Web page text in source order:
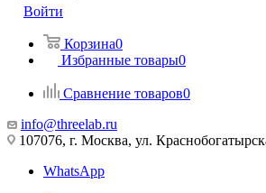
Войти
Корзина0
Избранные товары0
Сравнение товаров0
info@threelab.ru
107076, г. Москва, ул.
WhatsApp